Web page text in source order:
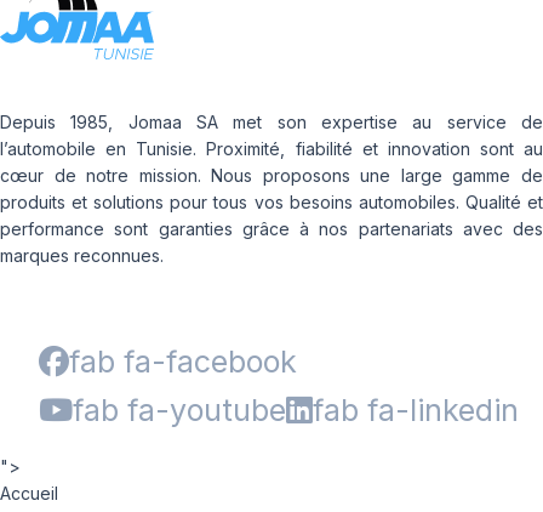
Depuis 1985, Jomaa SA met son expertise au service de
l’automobile en Tunisie. Proximité, fiabilité et innovation sont au
cœur de notre mission. Nous proposons une large gamme de
produits et solutions pour tous vos besoins automobiles. Qualité et
performance sont garanties grâce à nos partenariats avec des
marques reconnues.
fab fa-facebook
fab fa-youtube
fab fa-linkedin
">
Accueil